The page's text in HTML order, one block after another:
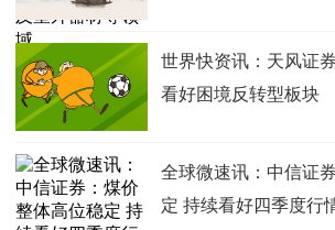
世界快资讯：天风证
看好困境反转型板块
全球微速讯：中信证
定 持续看好四季度行